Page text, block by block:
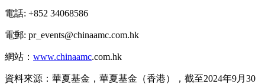
電話: +852 34068586
電郵: pr_events@chinaamc.com.hk
網站： www.chinaamc.com.hk
資料來源：華夏基金，華夏基金（香港），截至2024年9月30